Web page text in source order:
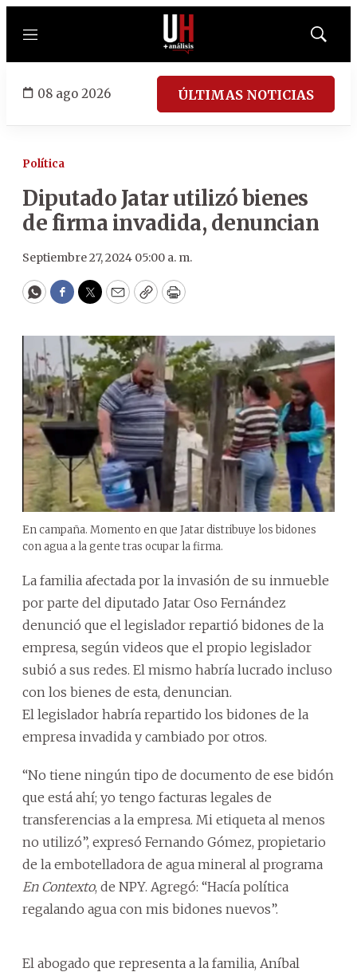
Menú
Mostrar
08 ago 2026 ÚLTIMAS NOTICIAS
Política
Diputado Jatar utilizó bienes
de firma invadida, denuncian
Septiembre 27, 2024 05:00 a. m.
WhatsApp
Facebook
Twitter
EmailCopyPrint
En campaña. Momento en que Jatar distribuye los bidones
con agua a la gente tras ocupar la firma.
La familia afectada por la invasión de su inmueble
por parte del diputado Jatar Oso Fernández
denunció que el legislador repartió bidones de la
empresa, según videos que el propio legislador
subió a sus redes. El mismo habría lucrado incluso
con los bienes de esta, denuncian.
El legislador habría repartido los bidones de la
empresa invadida y cambiado por otros.
“No tiene ningún tipo de documento de ese bidón
que está ahí; yo tengo facturas legales de
transferencias a la empresa. Mi etiqueta al menos
no utilizó”, expresó Fernando Gómez, propietario
de la embotelladora de agua mineral al programa
En Contexto, de NPY. Agregó: “Hacía política
regalando agua con mis bidones nuevos”.
El abogado que representa a la familia, Aníbal